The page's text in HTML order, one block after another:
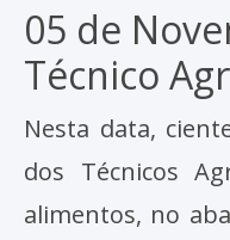
05 de
Técnico
Nesta data,
dos Técnicos
alimentos, no